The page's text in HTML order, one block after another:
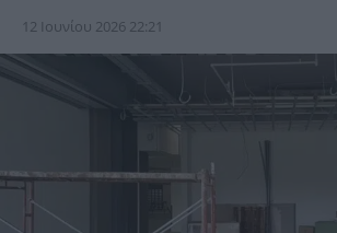
12 Ιουνίου 2026 22:21